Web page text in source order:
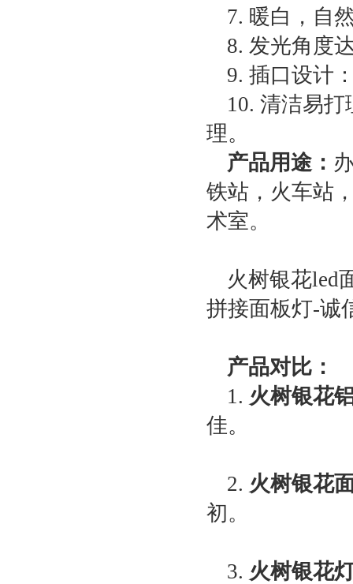
7. 暖白，自
8. 发光角度
9. 插口设计
10. 清洁易
理。
产品用途：
铁站，火车站
术室。
火树银花led
拼接面板灯-诚
产品对比：
1. 火树银花
佳。
2. 火树银花
初。
3. 火树银花